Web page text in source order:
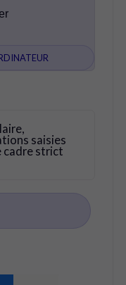
saisies
cadre strict